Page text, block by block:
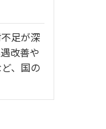
足が深
改善や
、国の